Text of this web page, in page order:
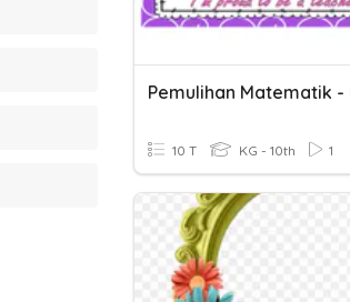
10 T KG - 10th 1